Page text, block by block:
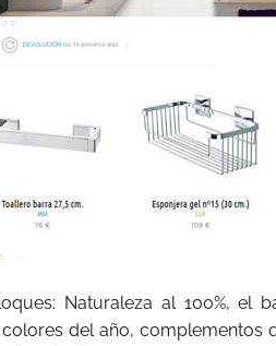
Naturaleza al 100%, el
del año, complementos